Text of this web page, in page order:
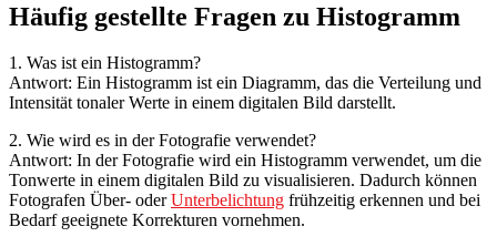
Häufig gestellte Fragen zu Histogramm
1. Was ist ein Histogramm?
Antwort: Ein Histogramm ist ein Diagramm, das die Verteilung und
Intensität tonaler Werte in einem digitalen Bild darstellt.
2. Wie wird es in der Fotografie verwendet?
Antwort: In der Fotografie wird ein Histogramm verwendet, um die
Tonwerte in einem digitalen Bild zu visualisieren. Dadurch können
Fotografen Über- oderUnterbelichtung frühzeitig erkennen und bei
Bedarf geeignete Korrekturen vornehmen.